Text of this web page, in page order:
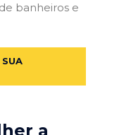
banheiros e
a